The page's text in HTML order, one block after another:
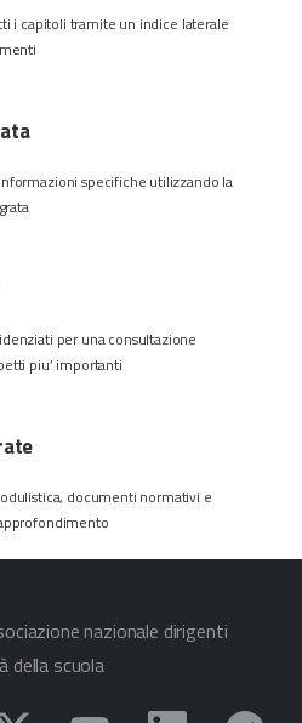
i capitoli tramite un indice laterale
specifiche utilizzando la
per una consultazione
piu’ importanti
documenti normativi e
nazionale dirigenti
della scuola